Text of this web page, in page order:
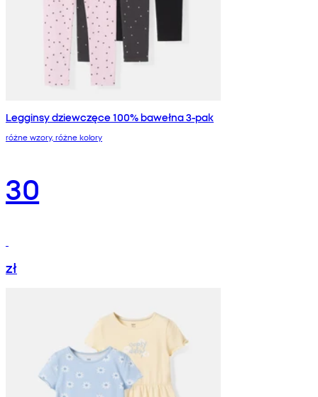
Legginsy dziewczęce 100% bawełna 3-pak
różne wzory, różne kolory
30
zł